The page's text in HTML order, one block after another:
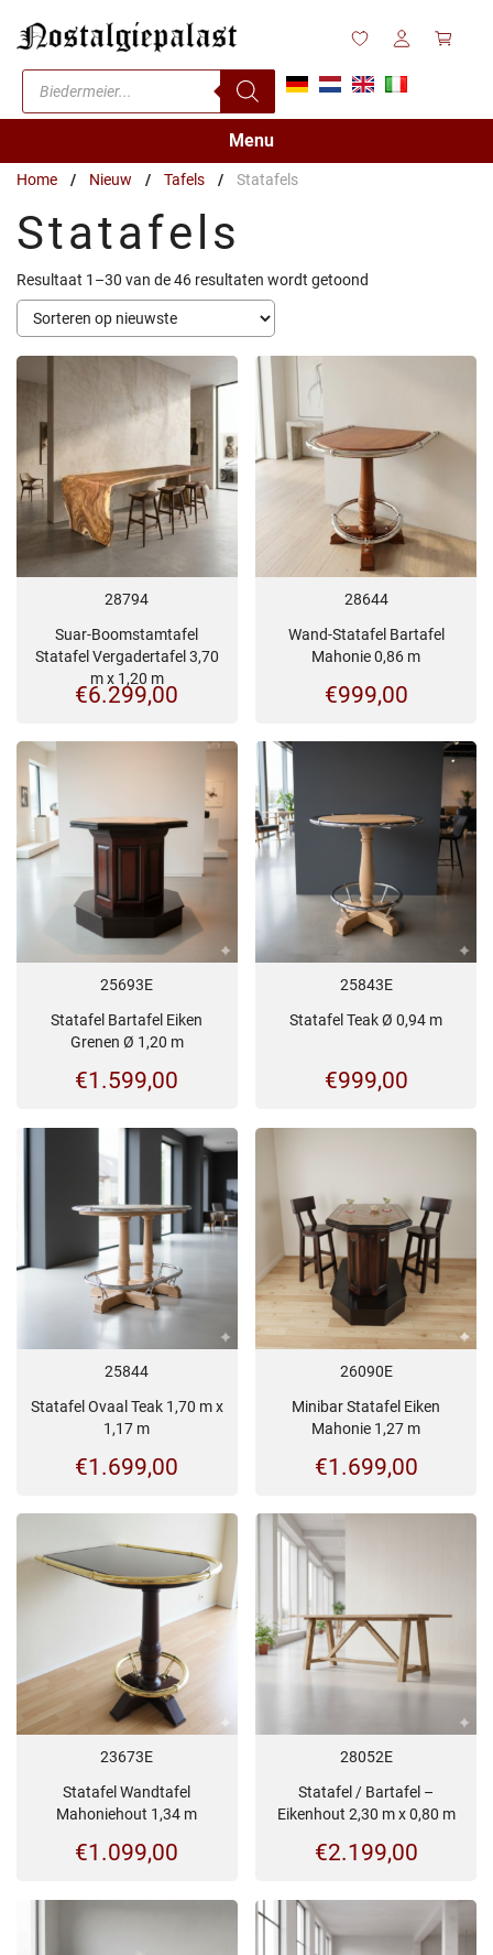
naar
inhoud
Producten
zoeken
Menu
Home / Nieuw / Tafels / Statafels
Statafels
Resultaat 1–30 van de 46 resultaten wordt getoond
28794
Suar-Boomstamtafel
Statafel Vergadertafel 3,70
m x 1,20 m
€6.299,00
28644
Wand-Statafel Bartafel
Mahonie 0,86 m
€999,00
25693E
Statafel Bartafel Eiken
Grenen Ø 1,20 m
€1.599,00
25843E
Statafel Teak Ø 0,94 m
€999,00
25844
Statafel Ovaal Teak 1,70 m x
1,17 m
€1.699,00
26090E
Minibar Statafel Eiken
Mahonie 1,27 m
€1.699,00
23673E
Statafel Wandtafel
Mahoniehout 1,34 m
€1.099,00
28052E
Statafel / Bartafel –
Eikenhout 2,30 m x 0,80 m
€2.199,00